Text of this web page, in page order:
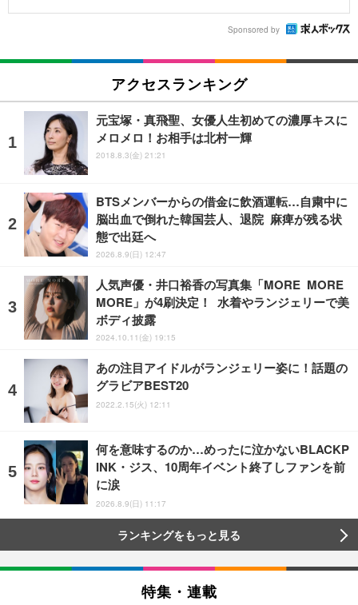
Sponsored by
アクセスランキング
元宝塚・真飛聖、女優人生初めての濃厚キスに
メロメロ！お相手は北村一輝
2018.8.3(金) 21:21
BTSメンバーからの借金に飲酒運転…自粛中に
脳出血で倒れた韓国芸人、退院 麻痺が残る状
態で出廷へ
2026.8.9(日) 12:47
人気声優・井口裕香の写真集「MORE MORE
MORE」が4刷決定！ 水着やランジェリーで美
ボディ披露
2024.10.11(金) 19:15
あの注目アイドルがランジェリー姿に！話題の
グラビアBEST20
2022.2.15(火) 12:11
何を意味するのか…めったに泣かないBLACKP
INK・ジス、10周年イベント終了しファンを前
に涙
2026.8.9(日) 11:17
ランキングをもっと見る
特集・連載